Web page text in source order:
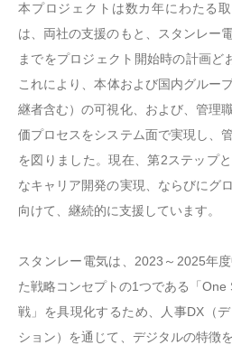
本プロジェクトは数カ年にわたる
は、両社の支援のもと、スタンレー
までをプロジェクト開始時の計画ど
これにより、本体および国内グルー
継者含む）の可視化、および、管理
価プロセスをシステム面で実現し、
を図りました。現在、第2ステップ
なキャリア開発の実現、ならびにグ
向けて、継続的に支援しています。
スタンレー電気は、2023～2025年
た戦略コンセプトの1つである「
戦」を具現化するため、人事DX（
ション）を通じて、デジタルの特徴